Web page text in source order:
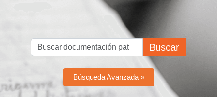
Buscar
Búsqueda Avanzada »